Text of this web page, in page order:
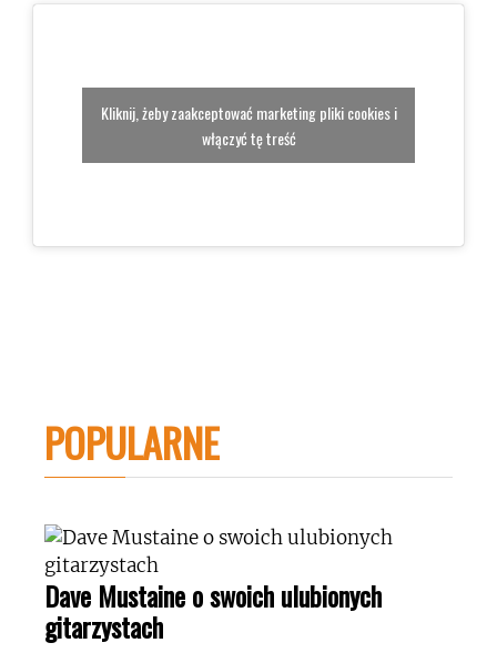
Kliknij, żeby zaakceptować marketing pliki cookies i
włączyć tę treść
POPULARNE
Dave Mustaine o swoich ulubionych
gitarzystach